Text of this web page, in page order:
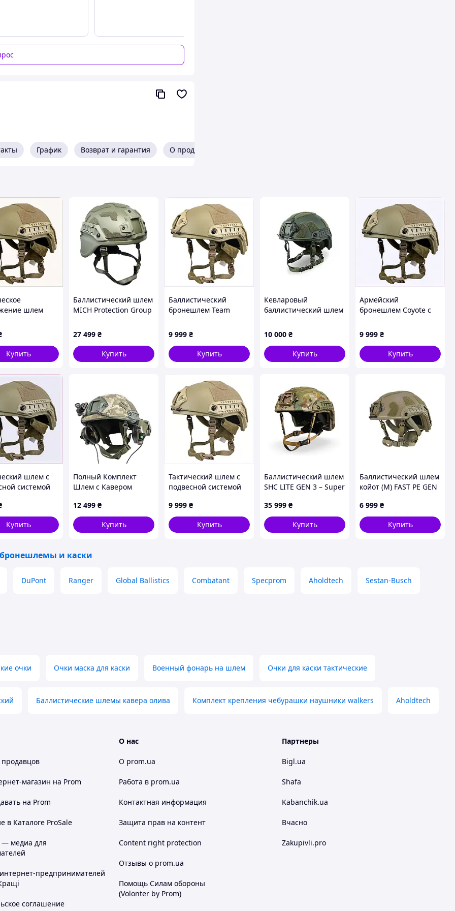
камери, тактичні аксесуари, маячки.
подушками для повышенного комфорта.
задачи.
термостойкость, защита от влаги, пыли,
эффективность связи и защищающие
(взры, выстрелы).
для лучшей ситуацийной осведомленности.
.
не только удобно регулировать
вращение на 360 градусов вокруг
наушников, благодаря шаровому креплению
при отправке.
График Возврат и гарантия О продавце
шлем
T8P76T4912
Купить
Баллистический шлем
MICH Protection Group
27 499 ₴
Купить
Баллистический
бронешлем Team
подбородником,
H87P64912
9 999 ₴
Купить
Кевларовый
баллистический шлем
Olive с креплением
NVG и рейками
10 000 ₴
Купить
Армейский
бронешлем Coyote с
3А, 876K49A12
9 999 ₴
Купить
шлем с
системой
Купить
Полный Комплект
Шлем с Кавером
Чебурашками
Фонариком Каска
12 499 ₴
Купить
Тактический шлем с
подвесной системой
876MTH6284
9 999 ₴
Купить
Баллистический шлем
SHC LITE GEN 3 – Super
IIIA Мультикам
35 999 ₴
Купить
Баллистический шлем
койот (M) FAST PE GEN
6 999 ₴
Купить
и каски
DuPont Ranger Global Ballistics Combatant Specprom Aholdtech Sestan-Busch
очки Очки маска для каски Военный фонарь на шлем Очки для каски тактические
Баллистические шлемы кавера олива Комплект крепления чебурашки наушники walkers Aholdtech
магазин на Prom
на Prom
в Каталоге ProSale
— медиа для
предпринимателей
соглашение
О нас
О prom.ua
Работа в prom.ua
Контактная информация
Защита прав на контент
Content right protection
Отзывы о prom.ua
Помощь Силам обороны
(Volonter by Prom)
Партнеры
Bigl.ua
Shafa
Kabanchik.ua
Вчасно
Zakupivli.pro